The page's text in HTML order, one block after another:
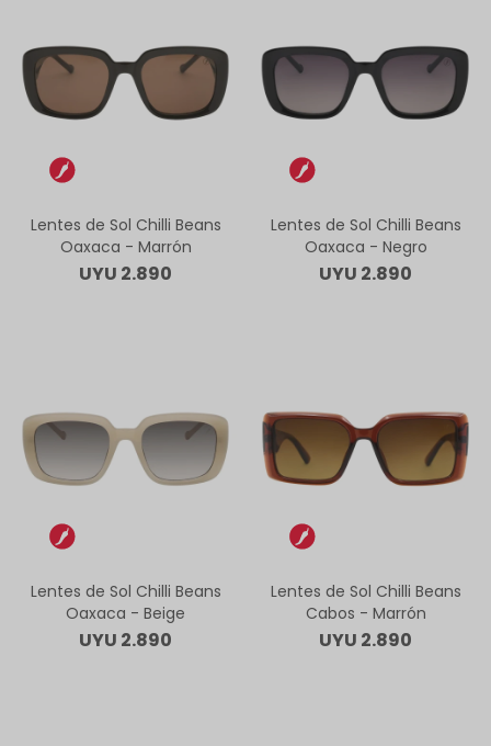
Lentes de Sol Chilli Beans
Oaxaca - Marrón
UYU 2.890
Lentes de Sol Chilli Beans
Oaxaca - Negro
UYU 2.890
Lentes de Sol Chilli Beans
Oaxaca - Beige
UYU 2.890
Lentes de Sol Chilli Beans
Cabos - Marrón
UYU 2.890